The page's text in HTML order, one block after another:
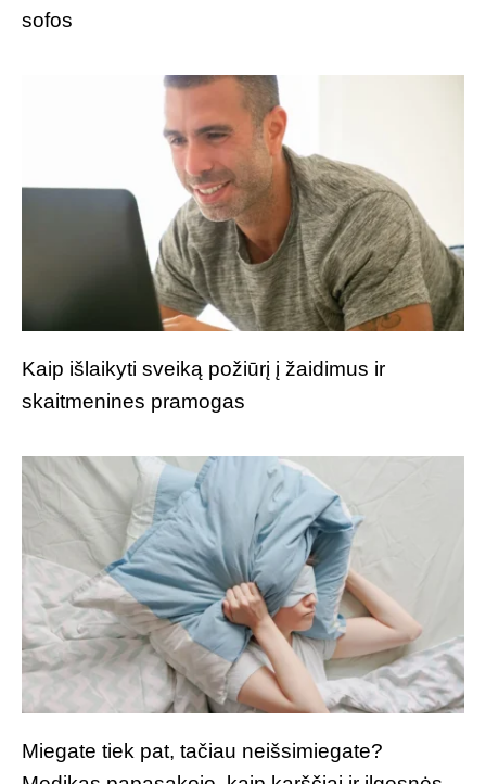
sofos
Kaip išlaikyti sveiką požiūrį į žaidimus ir
skaitmenines pramogas
Miegate tiek pat, tačiau neišsimiegate?